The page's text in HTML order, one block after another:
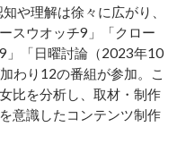
や理解は徐々に広がり、
スウオッチ9」「クロー
」「日曜討論（2023年10
わり12の番組が参加。こ
比を分析し、取材・制作
意識したコンテンツ制作